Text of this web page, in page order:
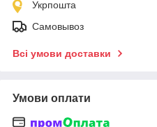
Укрпошта
Самовывоз
Всі умови доставки
Умови оплати